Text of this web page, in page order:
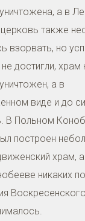
а в
также
взорвать, но
достигли, храм
а в
виде и до
В Польном
построен
храм,
никаких